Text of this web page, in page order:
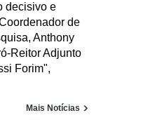
decisivo e
de
Anthony
Reitor Adjunto
Forim",
Mais Notícias